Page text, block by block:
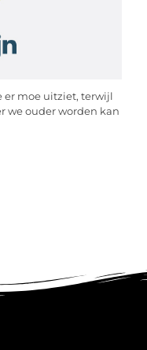
er moe uitziet, terwijl
we ouder worden kan